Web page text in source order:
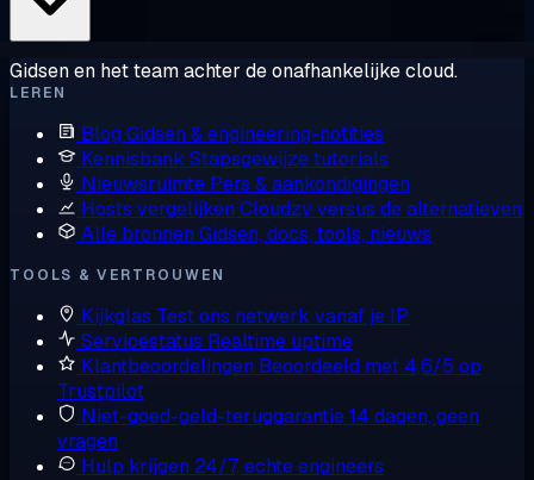
Gidsen en het team achter de onafhankelijke cloud.
LEREN
Blog Gidsen & engineering-notities
Kennisbank Stapsgewijze tutorials
Nieuwsruimte Pers & aankondigingen
Hosts vergelijken Cloudzy versus de alternatieven
Alle bronnen Gidsen, docs, tools, nieuws
TOOLS & VERTROUWEN
Kijkglas Test ons netwerk vanaf je IP
Servicestatus Realtime uptime
Klantbeoordelingen Beoordeeld met 4,6/5 op
Trustpilot
Niet-goed-geld-teruggarantie14 dagen, geen
vragen
Hulp krijgen 24/7, echte engineers